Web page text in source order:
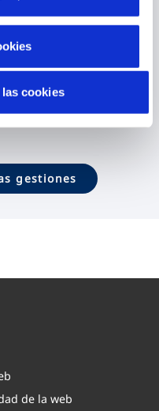
cookies
gestiones
de la web